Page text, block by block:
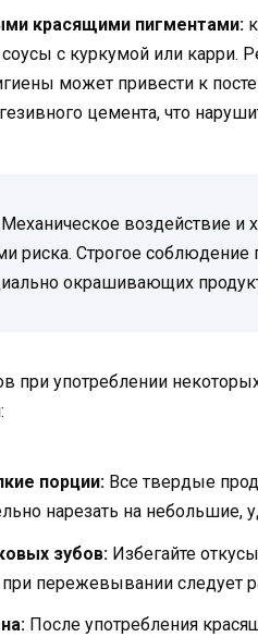
красящими пигментами:
с куркумой или карри.
может привести к
цемента, что
Механическое воздействие и
риска. Строгое соблюдение
окрашивающих
при употреблении
порции: Все твердые
нарезать на
зубов: Избегайте
пережевывании следует
После употребления